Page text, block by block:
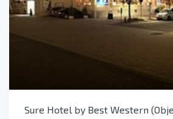
Sure Hotel by Best Western